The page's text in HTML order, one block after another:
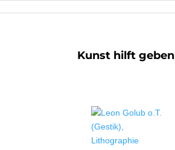
Kunst hilft geben